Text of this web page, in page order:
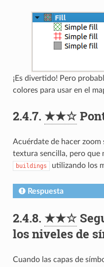
¡Es divertido! Pero
colores para usar en el
2.4.7. ★★☆
Acuérdate de hacer zoom
textura sencilla, pero que
buildings utilizando los
Respuesta
2.4.8. ★★☆
los niveles de
Cuando las capas de